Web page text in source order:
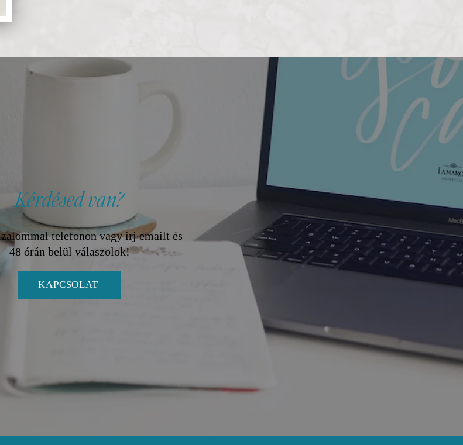
Kérdésed van?
telefonon vagy írj emailt és
48 órán belül válaszolok!
KAPCSOLAT